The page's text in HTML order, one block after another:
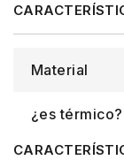
Material
¿es térmico?